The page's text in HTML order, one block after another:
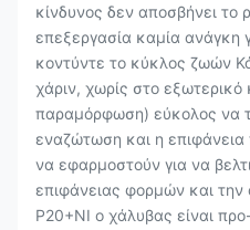
κίνδυνος δεν αποσβήνει το
επεξεργασία καμία ανάγκη
κοντύντε το κύκλος ζωών
χάριν, χωρίς στο εξωτερικό
παραμόρφωση) εύκολος να
εναζώτωση και η
να εφαρμοστούν για να
επιφάνειας φορμών και την
P20+NI ο χάλυβας είναι